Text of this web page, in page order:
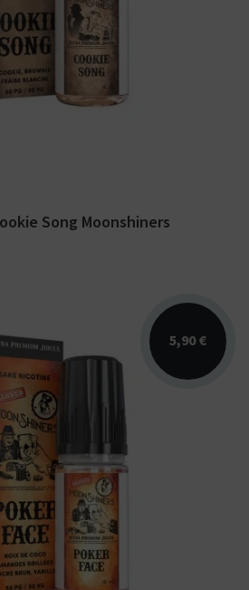
brownie, fraise blanche. E-
Disponible en 60 ml
Song Moonshiners
5,90 €
grillées, noix de coco,
E-liquide Moonshiners.